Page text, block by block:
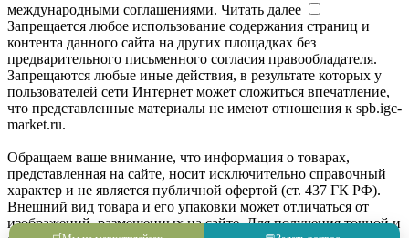
международными соглашениями. Читать далее
Запрещается любое использование содержания страниц и
контента данного сайта на других площадках без
предварительного письменного согласия правообладателя.
Запрещаются любые иные действия, в результате которых у
пользователей сети Интернет может сложиться впечатление,
что представленные материалы не имеют отношения к spb.igc-
market.ru.
Обращаем ваше внимание, что информация о товарах,
представленная на сайте, носит исключительно справочный
характер и не является публичной офертой (ст. 437 ГК РФ).
Внешний вид товара и его упаковки может отличаться от
изображений, размещенных на сайте. Для получения точной и